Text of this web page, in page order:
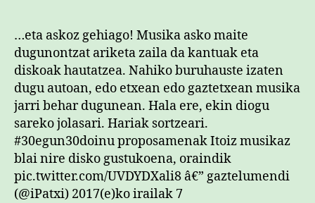
…eta askoz gehiago! Musika asko maite
dugunontzat ariketa zaila da kantuak eta
diskoak hautatzea. Nahiko buruhauste izaten
dugu autoan, edo etxean edo gaztetxean musika
jarri behar dugunean. Hala ere, ekin diogu
sareko jolasari. Hariak sortzeari.
#30egun30doinu proposamenak Itoiz musikaz
blai nire disko gustukoena, oraindik
pic.twitter.com/UVDYDXali8 â€” gaztelumendi
(@iPatxi) 2017(e)ko irailak 7